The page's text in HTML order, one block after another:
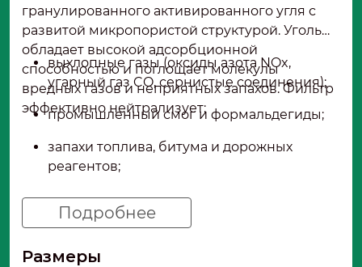
гранулированного активированного угля с
развитой микропористой структурой. Уголь
обладает высокой адсорбционной
способностью и поглощает молекулы
вредных газов и неприятных запахов. Фильтр
эффективно нейтрализует:
выхлопные газы (оксиды азота NOx,
угарный газ CO, сернистые соединения);
промышленный смог и формальдегиды;
запахи топлива, битума и дорожных
реагентов;
испарения от стоящих рядом
автомобилей в пробках.Рекомендуется
городских условиях с высоким уровнем
Подробнее
Размеры